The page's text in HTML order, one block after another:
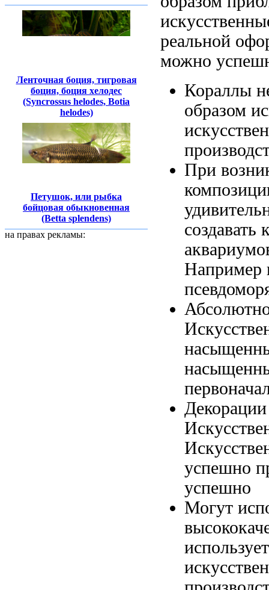
Ленточная боция, тигровая
боция, боция хелодес
(Syncrossus helodes, Botia
helodes)
Петушок, или рыбка
бойцовая обыкновенная
(Betta splendens)
на правах рекламы:
реальной
можно
Кораллы
образом
При
создавать
Например
успешно
успешно
Могут